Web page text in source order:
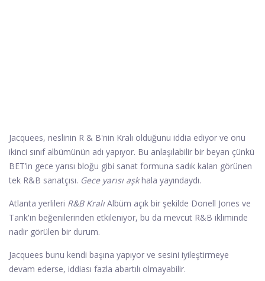
Jacquees, neslinin R & B'nin Kralı olduğunu iddia ediyor ve onu
ikinci sınıf albümünün adı yapıyor. Bu anlaşılabilir bir beyan çünkü
BET’in gece yarısı bloğu gibi sanat formuna sadık kalan görünen
tek R&B sanatçısı. Gece yarısı aşkhala yayındaydı.
Atlanta yerlileri R&B Kralı Albüm açık bir şekilde Donell Jones ve
Tank'ın beğenilerinden etkileniyor, bu da mevcut R&B ikliminde
nadir görülen bir durum.
Jacquees bunu kendi başına yapıyor ve sesini iyileştirmeye
devam ederse, iddiası fazla abartılı olmayabilir.